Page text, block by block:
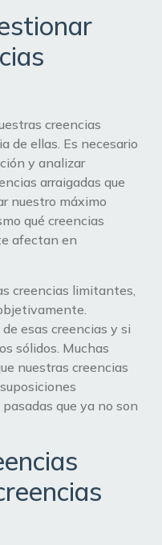
creencias
de ellas. Es necesario
y analizar
arraigadas que
nuestro máximo
qué creencias
afectan en
creencias limitantes,
esas creencias y si
sólidos. Muchas
nuestras creencias
que ya no son